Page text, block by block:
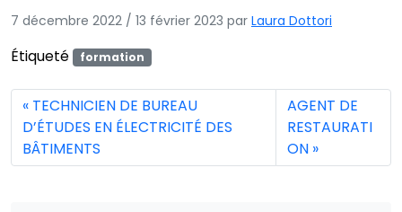
7 décembre 2022 / 13 février 2023 par Laura Dottori
Étiqueté formation
TECHNICIEN DE BUREAU
D’ÉTUDES EN ÉLECTRICITÉ DES
BÂTIMENTS
AGENT DE
RESTAURATI
ON